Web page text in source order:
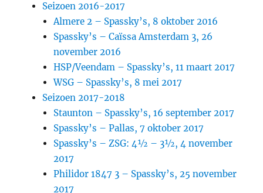
Seizoen 2016-2017
Almere 2 – Spassky’s, 8 oktober 2016
Spassky’s – Caïssa Amsterdam 3, 26
november 2016
HSP/Veendam – Spassky’s, 11 maart 2017
WSG – Spassky’s, 8 mei 2017
Seizoen 2017-2018
Staunton – Spassky’s, 16 september 2017
Spassky’s – Pallas, 7 oktober 2017
Spassky’s – ZSG: 4½ – 3½, 4 november
2017
Philidor 1847 3 – Spassky’s, 25 november
2017